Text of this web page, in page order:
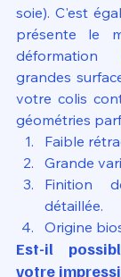
soie). C'est
présente le
grandes
votre colis
géométries
Faible
Grande
Finition
détaillée.
Origine
Est-il
votre